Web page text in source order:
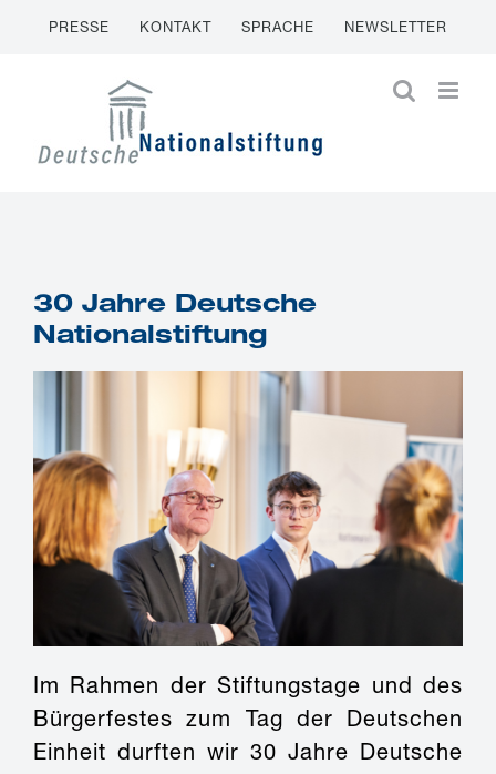
PRESSE KONTAKT SPRACHE NEWSLETTER
30 Jahre Deutsche
Nationalstiftung
Im Rahmen der Stiftungstage und des
Bürgerfestes zum Tag der Deutschen
Einheit durften wir 30 Jahre Deutsche